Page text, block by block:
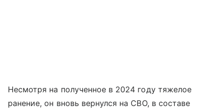
Несмотря на полученное в 2024 году тяжелое
ранение, он вновь вернулся на СВО, в составе